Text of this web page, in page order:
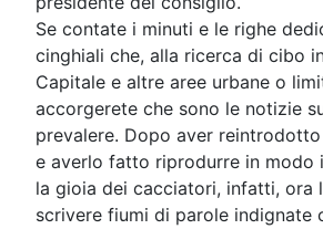
Se contate i minuti e le righe
cinghiali che, alla ricerca di cibo
Capitale e altre aree urbane o
accorgerete che sono le notizie
prevalere. Dopo aver
e averlo fatto riprodurre in modo
la gioia dei cacciatori, infatti, ora
scrivere fiumi di parole indignate